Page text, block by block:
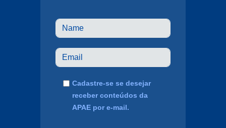
Cadastre-se se desejar
receber conteúdos da
APAE por e-mail.